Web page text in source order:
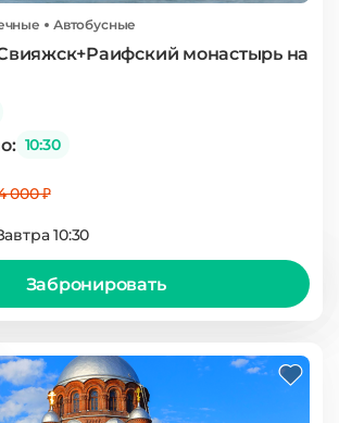
Автобусные
монастырь на
10:30
000 ₽
10:30
Забронировать